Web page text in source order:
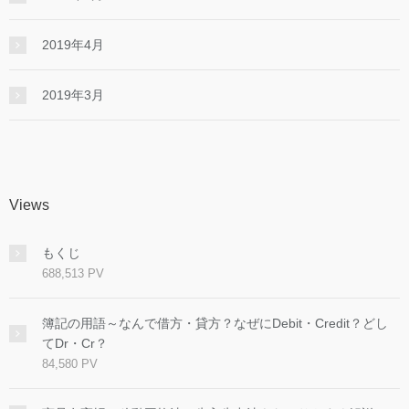
2019年4月
2019年3月
Views
もくじ
688,513 PV
簿記の用語～なんで借方・貸方？なぜにDebit・Credit？どし
てDr・Cr？
84,580 PV